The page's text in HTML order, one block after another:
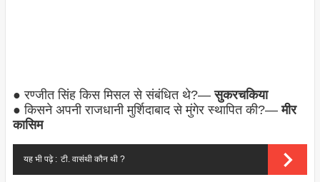
● रण्जीत सिंह किस मिसल से संबंधित थे?—सुकरचकिया
● किसने अपनी राजधानी मुर्शिदाबाद से मुंगेर स्थापित की?—मीर
कासिम
यह भी पढ़े : टी. वासंथी कौन थी ?